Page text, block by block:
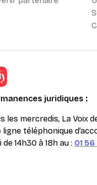
juridiques :
les mercredis, La Voix
ligne téléphonique
de 14h30 à 18h au : 01